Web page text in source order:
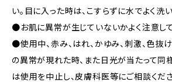
い。目に入った時は、こすらずに水でよく洗
●お肌に異常が生じていないかよく注意して
●使用中、赤み、はれ、かゆみ、刺激、色
の異常が現れた時、また日光が当たって同
は使用を中止し、皮膚科医等にご相談くだ